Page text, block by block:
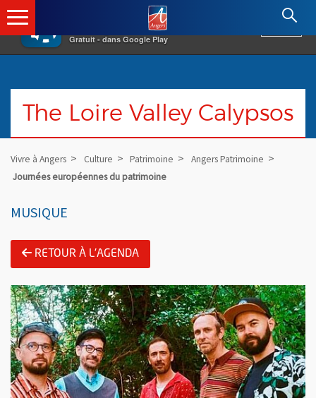
×
Gratuit - dans Google Play
Angers.fr : Retour à l'accueil
The Loire Valley Calypsos
Vivre à Angers Culture Patrimoine
Angers Patrimoine
Journées européennes du patrimoine
MUSIQUE
RETOUR À L'AGENDA